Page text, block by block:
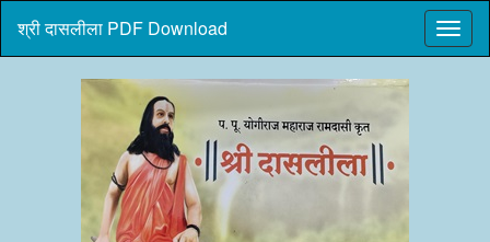
श्री दासलीला PDF Download